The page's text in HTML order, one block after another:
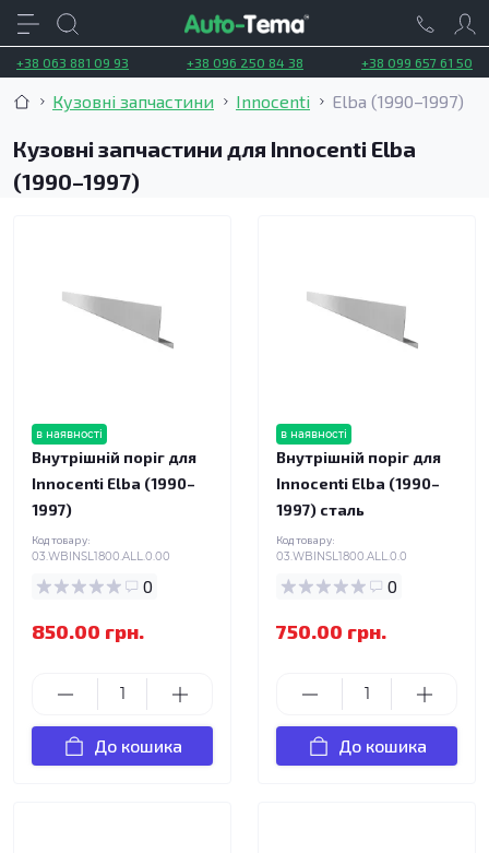
+38 063 881 09 93 +38 096 250 84 38 +38 099 657 61 50
Кузовні запчастини Innocenti Elba (1990–1997)
Кузовні запчастини для Innocenti Elba
(1990–1997)
в наявності
Внутрішній поріг для
Innocenti Elba (1990–
1997)
Код товару:
03.WBINSL1800.ALL.0.00
0
850.00 грн.
До кошика
в наявності
Внутрішній поріг для
Innocenti Elba (1990–
1997) сталь
Код товару:
03.WBINSL1800.ALL.0.0
0
750.00 грн.
До кошика